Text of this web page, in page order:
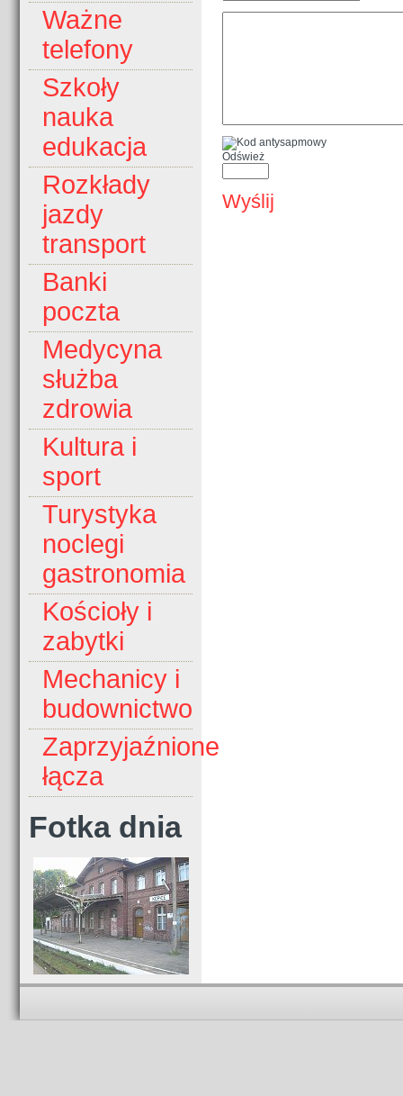
Ważne
telefony
Szkoły
nauka
edukacja
Rozkłady
jazdy
transport
Banki
poczta
Medycyna
służba
zdrowia
Kultura i
sport
Turystyka
noclegi
gastronomia
Kościoły i
zabytki
Mechanicy i
budownictwo
Zaprzyjaźnione
łącza
Fotka dnia
Odśwież
Wyślij